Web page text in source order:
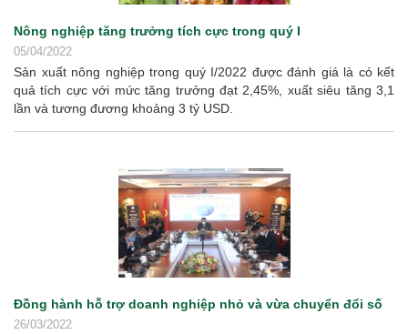
Nông nghiệp tăng trưởng tích cực trong quý I
05/04/2022
Sản xuất nông nghiệp trong quý I/2022 được đánh giá là có kết
quả tích cực với mức tăng trưởng đạt 2,45%, xuất siêu tăng 3,1
lần và tương đương khoảng 3 tỷ USD.
Đồng hành hỗ trợ doanh nghiệp nhỏ và vừa chuyển đổi số
26/03/2022